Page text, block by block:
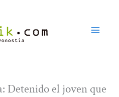
Detenido el joven que